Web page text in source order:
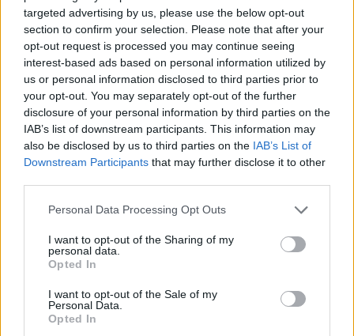
targeted advertising by us, please use the below opt-out
section to confirm your selection. Please note that after your
opt-out request is processed you may continue seeing
interest-based ads based on personal information utilized by
us or personal information disclosed to third parties prior to
your opt-out. You may separately opt-out of the further
disclosure of your personal information by third parties on the
IAB’s list of downstream participants. This information may
also be disclosed by us to third parties on the IAB’s List of
Downstream Participants that may further disclose it to other
Personal Data Processing Opt Outs
I want to opt-out of the Sharing of my
personal data.
Opted In
I want to opt-out of the Sale of my
Personal Data.
Opted In
meilleur prix sur
Paroles + Traduction Téléchargement
Vidéos
Commentaires
Voir la vidéo de «Heavy Rain»
Paroles + Traduction